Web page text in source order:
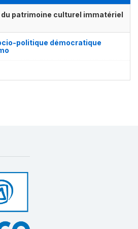
patrimoine culturel immatériel
politique démocratique